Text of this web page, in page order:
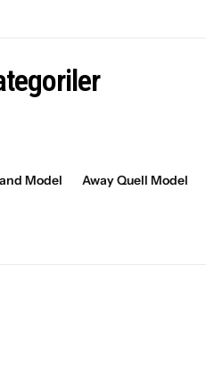
Model Away Quell Model